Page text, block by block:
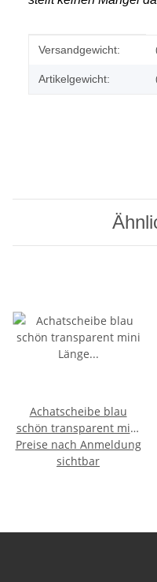
Produkteigenschaft
Wert
Versandgewicht:
Artikelgewicht:
Achatscheibe blau
schön transparent mini
Länge ca. 50 - 70 mm
Preise nach Anmeldung
sichtbar